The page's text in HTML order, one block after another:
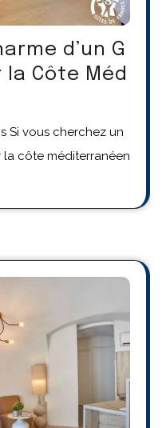
d’un G
Côte Méd
Si vous cherchez un
côte méditerranéen